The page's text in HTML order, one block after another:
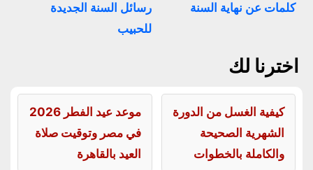
كلمات عن نهاية السنة
رسائل السنة الجديدة
للحبيب
اخترنا لك
كيفية الغسل من الدورة
الشهرية الصحيحة
والكاملة بالخطوات
موعد عيد الفطر 2026
في مصر وتوقيت صلاة
العيد بالقاهرة